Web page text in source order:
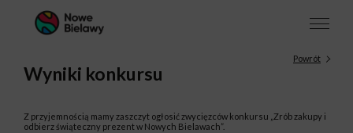
Powrót
Wyniki konkursu
Z przyjemnością mamy zaszczyt ogłosić zwycięzców konkursu „Zrób zakupy i
odbierz świąteczny prezent w Nowych Bielawach”.